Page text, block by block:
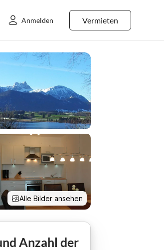
Vermieten
Anmelden
Alle Bilder ansehen
Anzahl der